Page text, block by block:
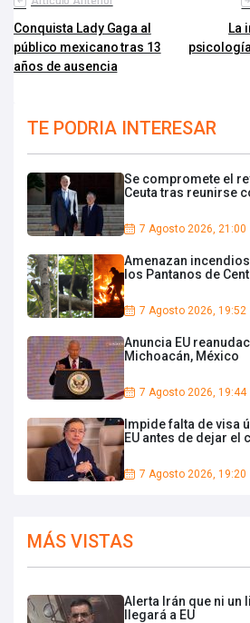
Conquista Lady Gaga al
público mexicano tras 13
años de ausencia
La
TE PODRIA INTERESAR
Se compromete el
Ceuta tras reunirse
7 Agosto 2026, 21:00
Amenazan
los Pantanos de
7 Agosto 2026, 19:52
Anuncia EU
Michoacán, México
7 Agosto 2026, 19:44
Impide falta de visa
EU antes de dejar el
7 Agosto 2026, 19:20
MÁS VISTAS
Alerta Irán que ni un
llegará a EU